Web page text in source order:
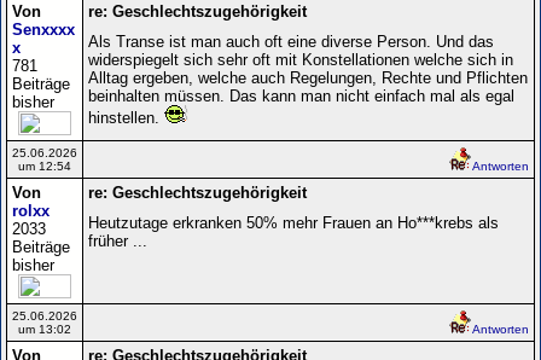
Von
Senxxxx
x
781
Beiträge
bisher
re: Geschlechtszugehörigkeit
Als Transe ist man auch oft eine diverse Person. Und das
widerspiegelt sich sehr oft mit Konstellationen welche sich in
Alltag ergeben, welche auch Regelungen, Rechte und Pflichten
beinhalten müssen. Das kann man nicht einfach mal als egal
hinstellen.
25.06.2026
um 12:54
Antworten
Von
rolxx
2033
Beiträge
bisher
re: Geschlechtszugehörigkeit
Heutzutage erkranken 50% mehr Frauen an Ho***krebs als
früher ...
25.06.2026
um 13:02
Antworten
Von
re: Geschlechtszugehörigkeit